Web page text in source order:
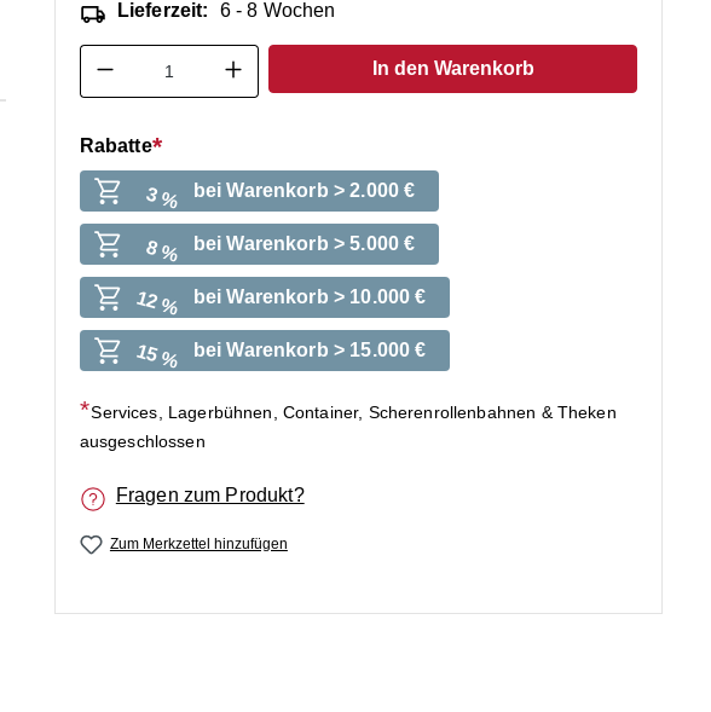
Lieferzeit: 6 - 8 Wochen
Produkt Anzahl: Gib den gewünschten Wert ein
In den Warenkorb
Rabatte
3 % bei Warenkorb > 2.000 €
8 % bei Warenkorb > 5.000 €
12 % bei Warenkorb > 10.000 €
15 % bei Warenkorb > 15.000 €
Services, Lagerbühnen, Container, Scherenrollenbahnen & Theken
ausgeschlossen
Fragen zum Produkt?
Zum Merkzettel hinzufügen